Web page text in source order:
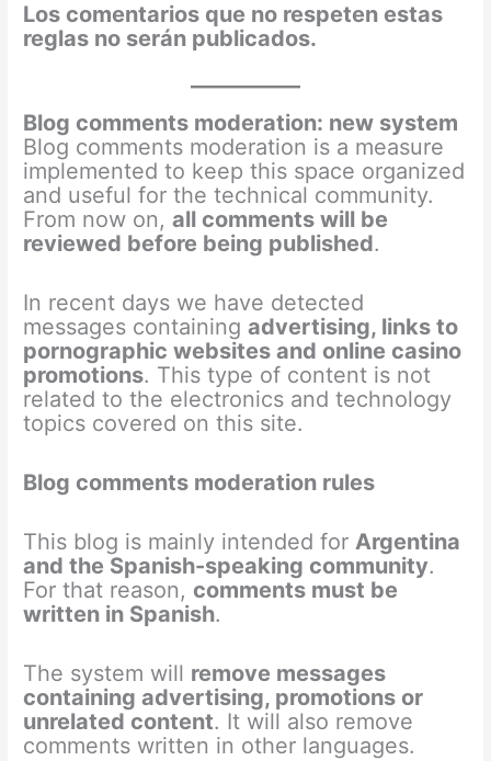
Los comentarios que no respeten estas
reglas no serán publicados.
Blog comments moderation: new system
Blog comments moderation is a measure
implemented to keep this space organized
and useful for the technical community.
From now on,all comments will be
reviewed before being published.
In recent days we have detected
messages containingadvertising, links to
pornographic websites and online casino
promotions. This type of content is not
related to the electronics and technology
topics covered on this site.
Blog comments moderation rules
This blog is mainly intended forArgentina
and the Spanish-speaking community.
For that reason,comments must be
written in Spanish.
The system will remove messages
containing advertising, promotions or
unrelated content. It will also remove
comments written in other languages.